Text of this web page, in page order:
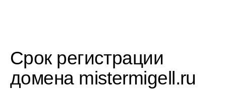
Срок регистрации
домена mistermigell.ru